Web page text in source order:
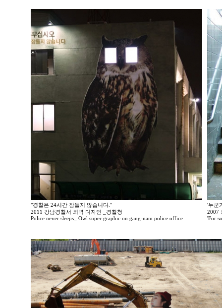
"경찰은 24시간 잠들지 않습니다."
2011 강남경찰서 외벽 디자인 _경찰청
Police never sleeps_ Owl super graphic on gang-nam police office
'누군
2007
'For